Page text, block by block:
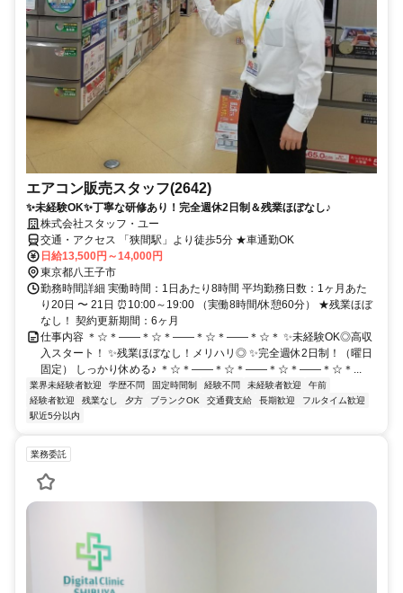
エアコン販売スタッフ(2642)
✨未経験OK✨丁寧な研修あり！完全週休2日制＆残業ほぼなし♪
株式会社スタッフ・ユー
交通・アクセス 「狭間駅」より徒歩5分 ★車通勤OK
日給13,500円～14,000円
東京都八王子市
勤務時間詳細 実働時間：1日あたり8時間 平均勤務日数：1ヶ月あた
り20日 〜 21日 ⏰10:00～19:00 （実働8時間/休憩60分） ★残業ほぼ
なし！ 契約更新期間：6ヶ月
仕事内容 ＊☆＊――＊☆＊――＊☆＊――＊☆＊ ✨未経験OK◎高収
入スタート！ ✨残業ほぼなし！メリハリ◎ ✨完全週休2日制！（曜日
固定） しっかり休める♪ ＊☆＊――＊☆＊――＊☆＊――＊☆＊...
業界未経験者歓迎 学歴不問 固定時間制 経験不問 未経験者歓迎
午前
経験者歓迎
残業なし 夕方 ブランクOK 交通費支給 長期歓迎
フルタイム歓迎
駅近5分以内
業務委託